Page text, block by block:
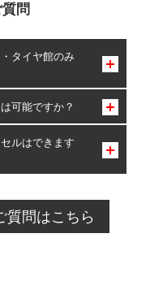
問
タイヤ館のみ
ります。
可能ですか？
す。
に限り、同時にご予約が
ルはできます
ている場合のご予約
接ご予約の店舗まで
質問はこちら